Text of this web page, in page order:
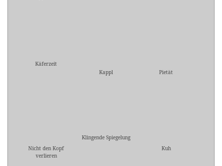
Käferzeit
Kappl
Pietät
Nicht den Kopf
verlieren
Klingende Spiegelung
Kuh